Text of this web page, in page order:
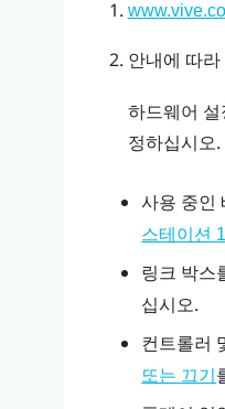
안내에 따
하드웨어
정하십시오
사용 중인
스테이션
링크 박스
십시오.
컨트롤러
또는 끄기